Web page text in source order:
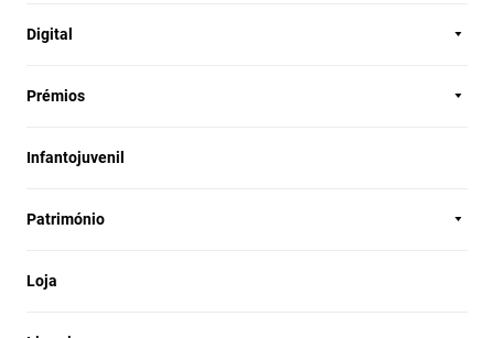
Digital
Prémios
Infantojuvenil
Património
Loja